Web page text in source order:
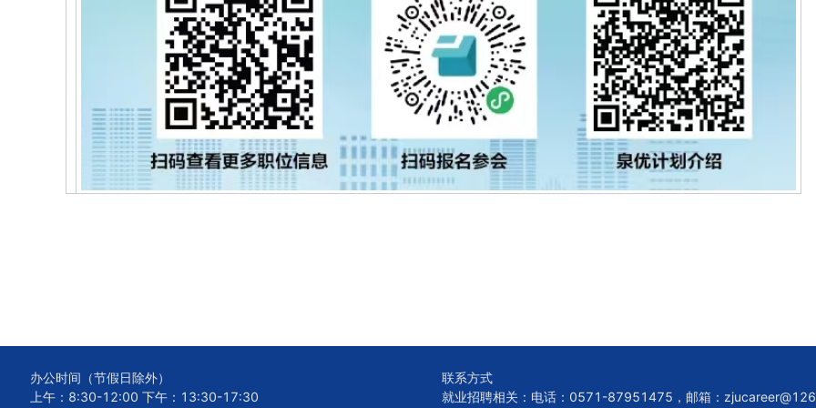
办公时间（节假日除外）
上午：8:30-12:00 下午：13:30-17:30
联系方式
就业招聘相关：电话：0571-87951475，邮箱：